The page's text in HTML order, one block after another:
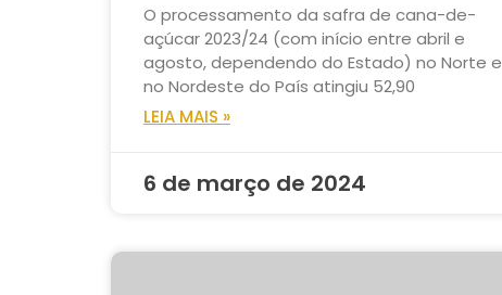
O processamento da safra de cana-de-
açúcar 2023/24 (com início entre abril e
agosto, dependendo do Estado) no Norte e
no Nordeste do País atingiu 52,90
LEIA MAIS »
6 de março de 2024